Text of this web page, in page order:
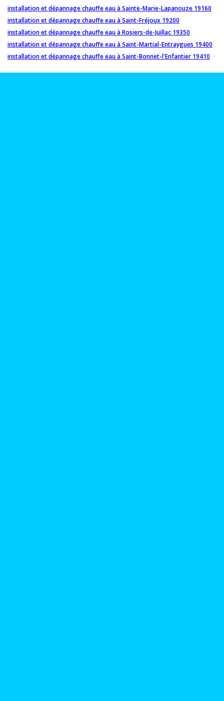
installation et dépannage chauffe eau à Sainte-Marie-Lapanouze 19160
installation et dépannage chauffe eau à Saint-Fréjoux 19200
installation et dépannage chauffe eau à Rosiers-de-Juillac 19350
installation et dépannage chauffe eau à Saint-Martial-Entraygues 19400
installation et dépannage chauffe eau à Saint-Bonnet-l'Enfantier 19410